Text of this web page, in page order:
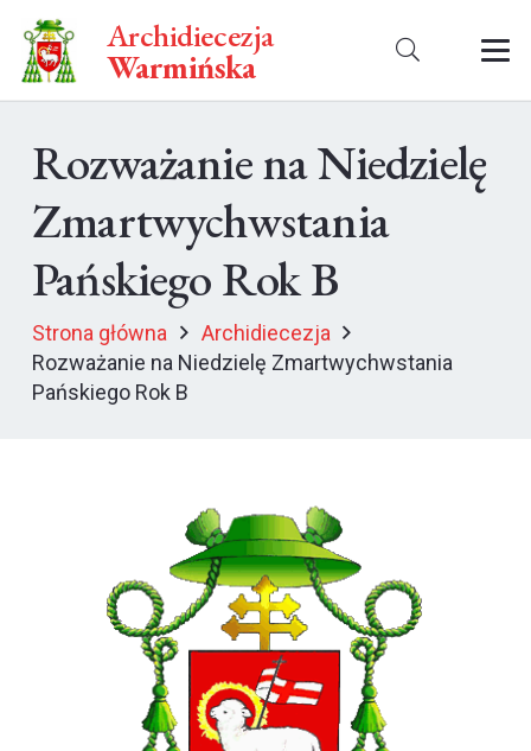
Archidiecezja
Warmińska
Rozważanie na Niedzielę
Zmartwychwstania
Pańskiego Rok B
Strona główna
Archidiecezja
Rozważanie na Niedzielę Zmartwychwstania
Pańskiego Rok B